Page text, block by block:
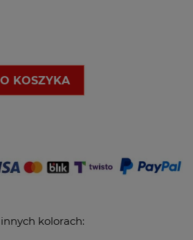
KOSZYKA
kolorach: